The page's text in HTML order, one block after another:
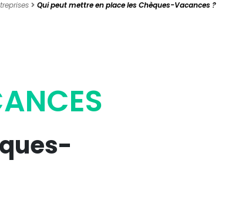
Qui peut mettre en place les Chèques-Vacances ?